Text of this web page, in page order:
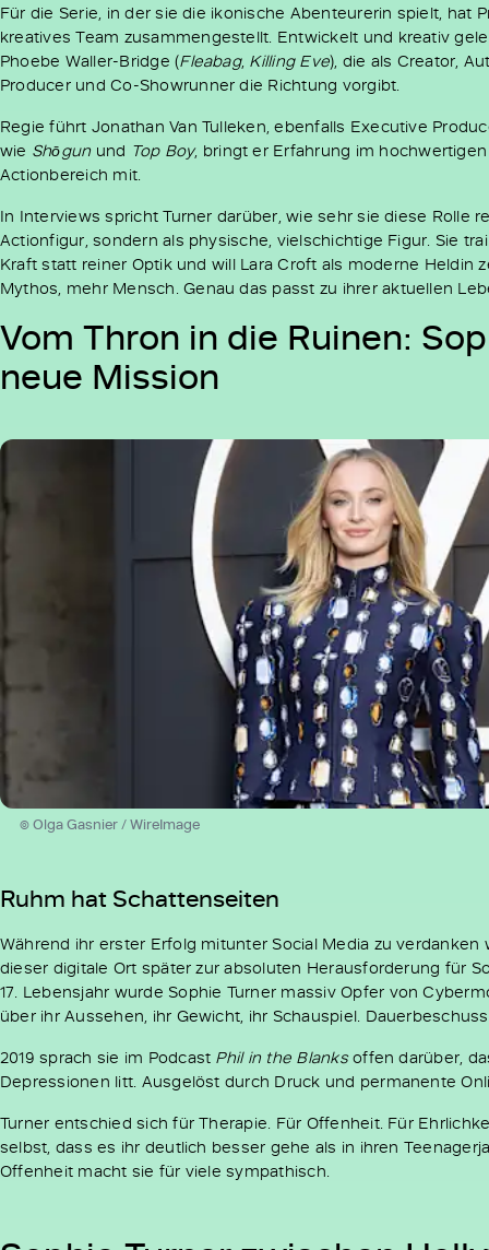
Für die Serie, in der sie die ikonische Abenteurerin spielt, hat
kreatives Team zusammengestellt. Entwickelt und kreativ
Phoebe Waller-Bridge (Fleabag, Killing Eve), die als Creator,
Producer und Co-Showrunner die Richtung vorgibt.
Regie führt Jonathan Van Tulleken, ebenfalls Executive
wie Shōgun und Top Boy, bringt er Erfahrung im
Actionbereich mit.
In Interviews spricht Turner darüber, wie sehr sie diese Rolle
Actionfigur, sondern als physische, vielschichtige Figur. Sie
Kraft statt reiner Optik und will Lara Croft als moderne Heldin
Mythos, mehr Mensch. Genau das passt zu ihrer aktuellen
Vom Thron in die Ruinen:
neue Mission
© Olga Gasnier / WireImage
Ruhm hat Schattenseiten
Während ihr erster Erfolg mitunter Social Media zu verdanken
dieser digitale Ort später zur absoluten Herausforderung für
17. Lebensjahr wurde Sophie Turner massiv Opfer von
über ihr Aussehen, ihr Gewicht, ihr Schauspiel.
2019 sprach sie im Podcast Phil in the Blanksoffen darüber,
Depressionen litt. Ausgelöst durch Druck und permanente
Turner entschied sich für Therapie. Für Offenheit. Für
selbst, dass es ihr deutlich besser gehe als in ihren
Offenheit macht sie für viele sympathisch.